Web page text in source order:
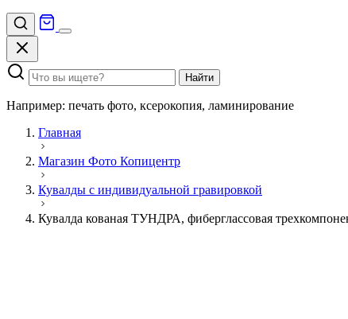
Найти
Например: печать фото, ксерокопия, ламинирование
Главная
Магазин Фото Копицентр
Кувалды с индивидуальной гравировкой
Кувалда кованая ТУНДРА, фиберглассовая